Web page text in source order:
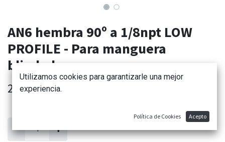
AN6 hembra 90º a 1/8npt LOW
PROFILE - Para manguera
blindada goma
20,41€
Utilizamos cookies para garantizarle una mejor
experiencia.
Política de Cookies Acepto